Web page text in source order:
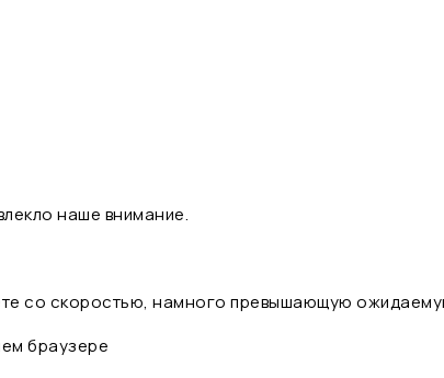
наше внимание.
со скоростью, намного превышающую
браузере